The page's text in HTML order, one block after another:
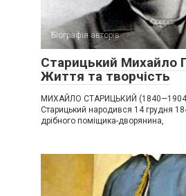
Біографія авторів
Старицький Михайло
Життя та творчість
МИХАЙЛО СТАРИЦЬКИЙ
Старицький народився 14 грудня
дрібного поміщика-дворянина,